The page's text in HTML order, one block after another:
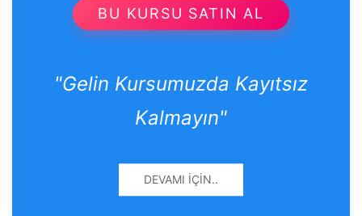
BU KURSU SATIN AL
"Gelin Kursumuzda Kayıtsız
Kalmayın"
DEVAMI İÇIN..